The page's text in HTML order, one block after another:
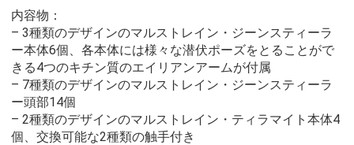
内容物：
– 3種類のデザインのマルストレイン・ジーンスティーラ
ー本体6個、各本体には様々な潜伏ポーズをとることがで
きる4つのキチン質のエイリアンアームが付属
– 7種類のデザインのマルストレイン・ジーンスティーラ
ー頭部14個
– 2種類のデザインのマルストレイン・ティラマイト本体4
個、交換可能な2種類の触手付き